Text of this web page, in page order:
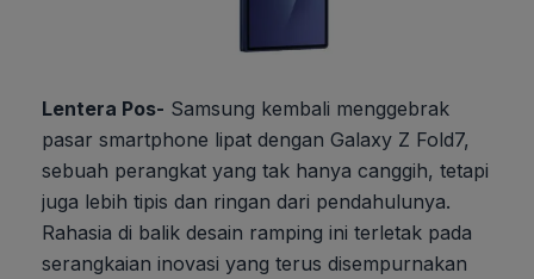
Lentera Pos- Samsung kembali menggebrak
pasar smartphone lipat dengan Galaxy Z Fold7,
sebuah perangkat yang tak hanya canggih, tetapi
juga lebih tipis dan ringan dari pendahulunya.
Rahasia di balik desain ramping ini terletak pada
serangkaian inovasi yang terus disempurnakan